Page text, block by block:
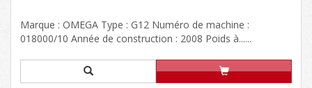
Marque : OMEGA Type : G12 Numéro de machine :
018000/10 Année de construction : 2008 Poids à......